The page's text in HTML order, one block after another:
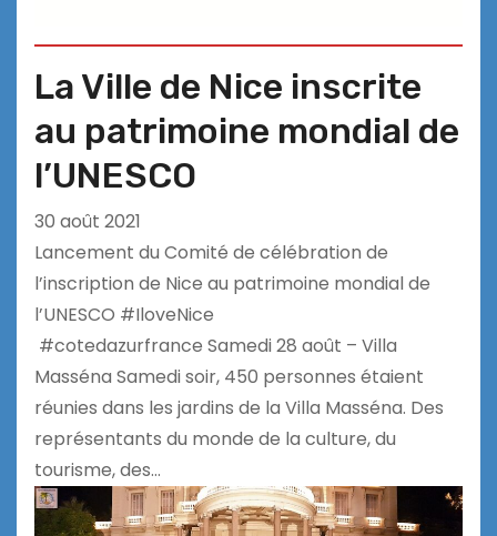
La Ville de Nice inscrite
au patrimoine mondial de
l’UNESCO
30 août 2021
Lancement du Comité de célébration de
l’inscription de Nice au patrimoine mondial de
l’UNESCO #IloveNice
#cotedazurfrance Samedi 28 août – Villa
Masséna Samedi soir, 450 personnes étaient
réunies dans les jardins de la Villa Masséna. Des
représentants du monde de la culture, du
tourisme, des…